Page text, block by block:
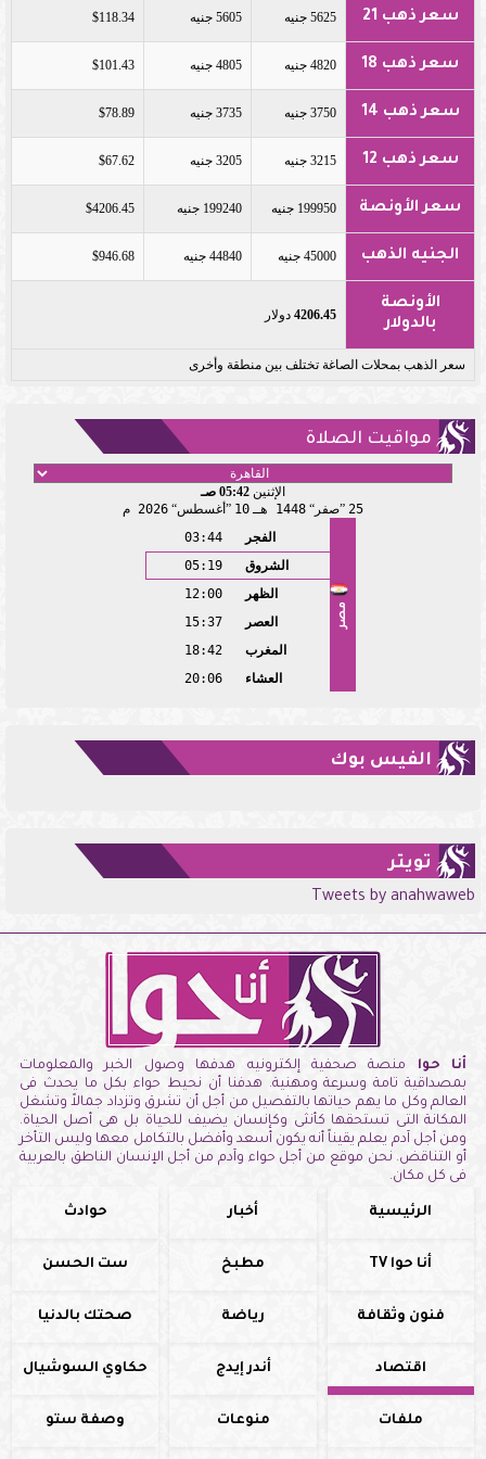
سعر ذهب 21 5625 جنيه 5605 جنيه $118.34
سعر ذهب 18 4820 جنيه 4805 جنيه $101.43
سعر ذهب 14 3750 جنيه 3735 جنيه $78.89
سعر ذهب 12 3215 جنيه 3205 جنيه $67.62
سعر الأونصة 199950 جنيه 199240 جنيه $4206.45
الجنيه الذهب 45000 جنيه 44840 جنيه $946.68
الأونصة
بالدولار
4206.45 دولار
سعر الذهب بمحلات الصاغة تختلف بين منطقة وأخرى
مواقيت الصلاة
الإثنين 05:42 صـ
25 صفر 1448 هـ 10 أغسطس 2026 م
مصر
الفجر
03:44
الشروق
05:19
الظهر
12:00
العصر
15:37
المغرب
18:42
العشاء
20:06
الفيس بوك
تويتر
Tweets by anahwaweb
أنا حوا منصة صحفية إلكترونيه هدفها وصول الخبر والمعلومات
بمصداقية تامة وسرعة ومهنية. هدفنا أن نحيط حواء بكل ما يحدث فى
العالم وكل ما يهم حياتها بالتفصيل من أجل أن تشرق وتزداد جمالاً وتشغل
المكانة التى تستحقها كأنثى وكإنسان يضيف للحياة بل هى أصل الحياة.
ومن أجل آدم يعلم يقيناً أنه يكون أسعد وأفضل بالتكامل معها وليس التأخر
أو التناقض. نحن موقع من أجل حواء وآدم من أجل الإنسان الناطق بالعربية
فى كل مكان.
الرئيسية أخبار حوادث
أنا حوا TV مطبخ ست الحسن
فنون وثقافة رياضة صحتك بالدنيا
اقتصاد أندر إيدج حكاوي السوشيال
ملفات منوعات وصفة ستو